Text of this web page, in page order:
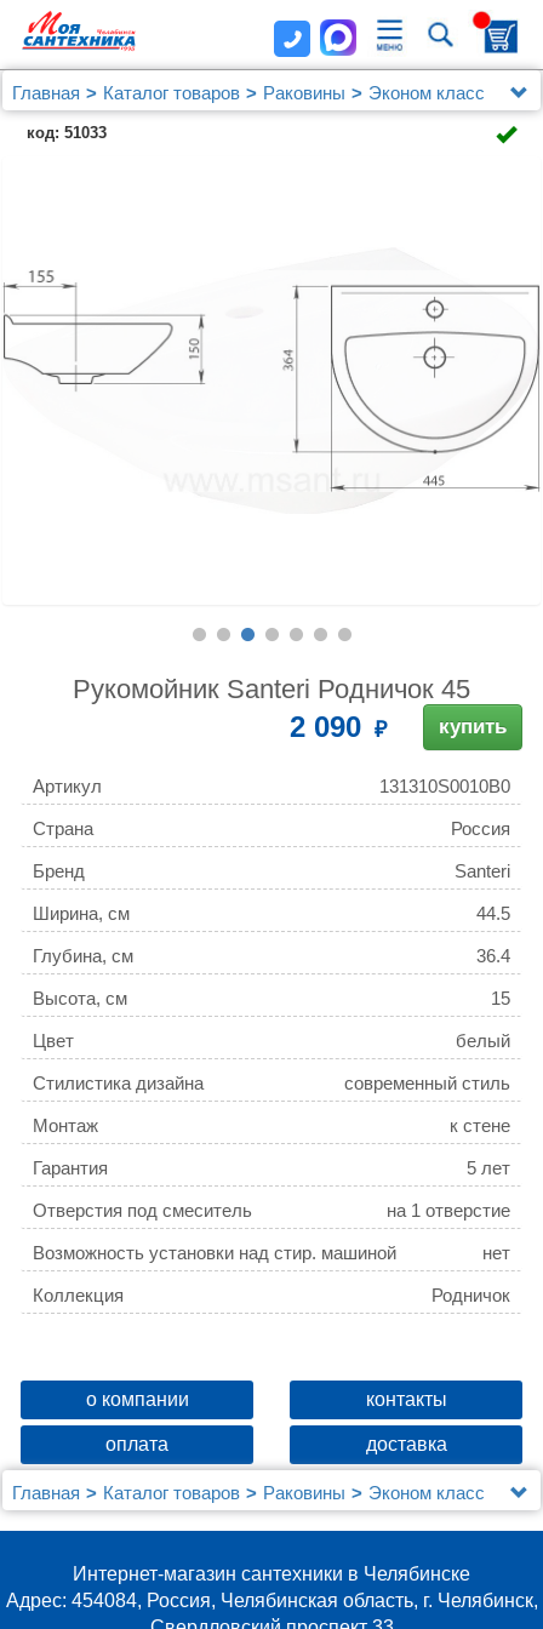
Главная Каталог товаров Раковины
Эконом класс
Рукомойник Santeri Родничок 45
код: 51033
Рукомойник Santeri Родничок 45
2 090 купить
Артикул 131310S0010B0
Страна Россия
Бренд Santeri
Ширина, см 44.5
Глубина, см 36.4
Высота, см 15
Цвет белый
Стилистика дизайна современный стиль
Монтаж к стене
Гарантия 5 лет
Отверстия под смеситель на 1 отверстие
Возможность установки над стир. машиной нет
Коллекция Родничок
о компании контакты
оплата доставка
Главная Каталог товаров Раковины
Эконом класс
Рукомойник Santeri Родничок 45
Интернет-магазин сантехники в Челябинске
Адрес: 454084, Россия, Челябинская область, г. Челябинск,